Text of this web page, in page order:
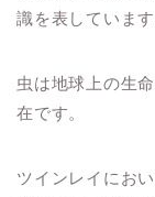
識を表しています
虫は地球上の生
在です。
ツインレイにお